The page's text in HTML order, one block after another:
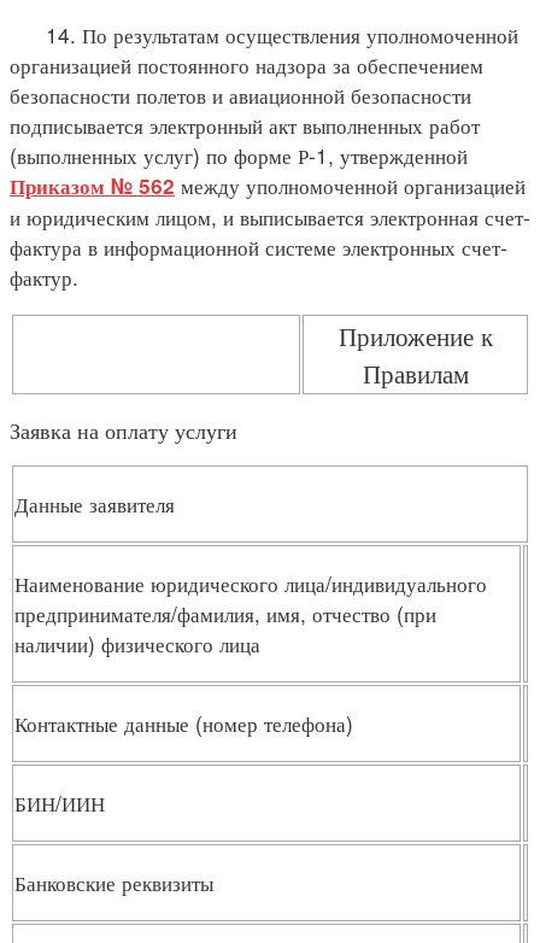
14. По результатам осуществления уполномоченной
организацией постоянного надзора за обеспечением
безопасности полетов и авиационной безопасности
подписывается электронный акт выполненных работ
(выполненных услуг) по форме Р-1, утвержденной
Приказом № 562 между уполномоченной организацией
и юридическим лицом, и выписывается электронная счет-
фактура в информационной системе электронных счет-
фактур.
Приложение к
Правилам
Заявка на оплату услуги
Данные заявителя
Наименование юридического лица/индивидуального
предпринимателя/фамилия, имя, отчество (при
наличии) физического лица
Контактные данные (номер телефона)
БИН/ИИН
Банковские реквизиты